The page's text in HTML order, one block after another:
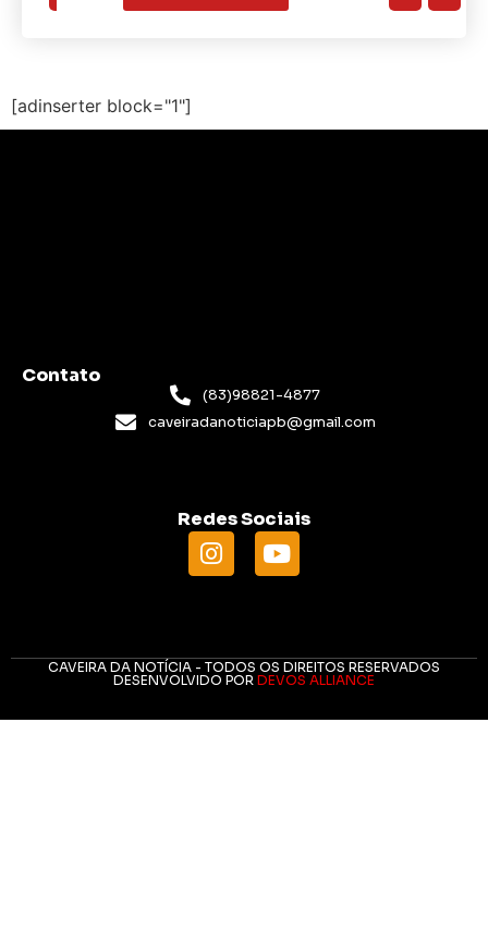
[adinserter block="1"]
Contato
(83)98821-4877
caveiradanoticiapb@gmail.com
Redes Sociais
CAVEIRA DA NOTÍCIA - TODOS OS DIREITOS RESERVADOS
DESENVOLVIDO POR DEVOS ALLIANCE